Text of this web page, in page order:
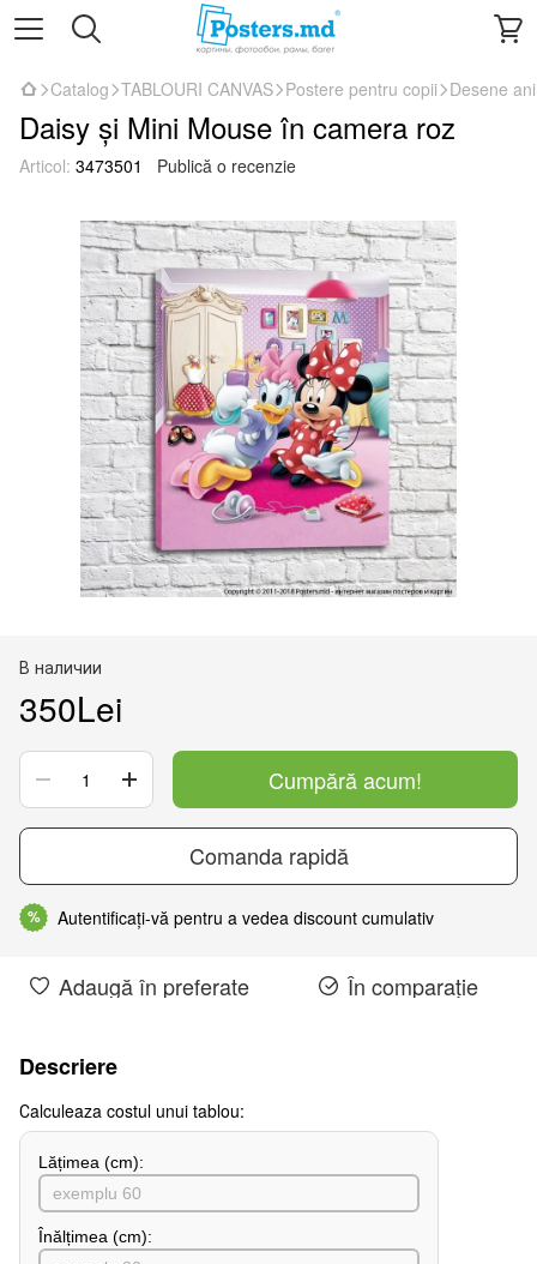
Catalog TABLOURI CANVAS Postere pentru copii Desene
Daisy și Mini Mouse în camera roz
Articol: 3473501 Publică o recenzie
В наличии
350Lei
Cumpără acum!
Comanda rapidă
% Autentificați-vă pentru a vedea discount cumulativ
Adaugă în preferate În comparație
Descriere
Сalculeaza costul unui tablou:
Lățimea (сm):
Înălțimea (cm):